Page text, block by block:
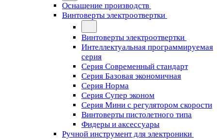
Оснащение производств
Винтоверты электроотвертки
Винтоверты электроотвертки
Интеллектуальная программируемая
серия
Серия Современный стандарт
Серия Базовая экономичная
Серия Норма
Серия Cупер эконом
Серия Мини с регулятором скорости
Винтоверты пистолетного типа
Фидеры и аксессуары
Ручной инструмент для электроники